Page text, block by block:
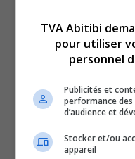
Les Huskies ont, par
Verdon en a rajouté un
Puis Rémi Gélinas est
deux autres buts, en
les Huskies.
D’abord, de la rare
TVA Abitibi
pour utiliser
personnel
Publicités et
performance
d’audience et
Stocker et/ou
appareil